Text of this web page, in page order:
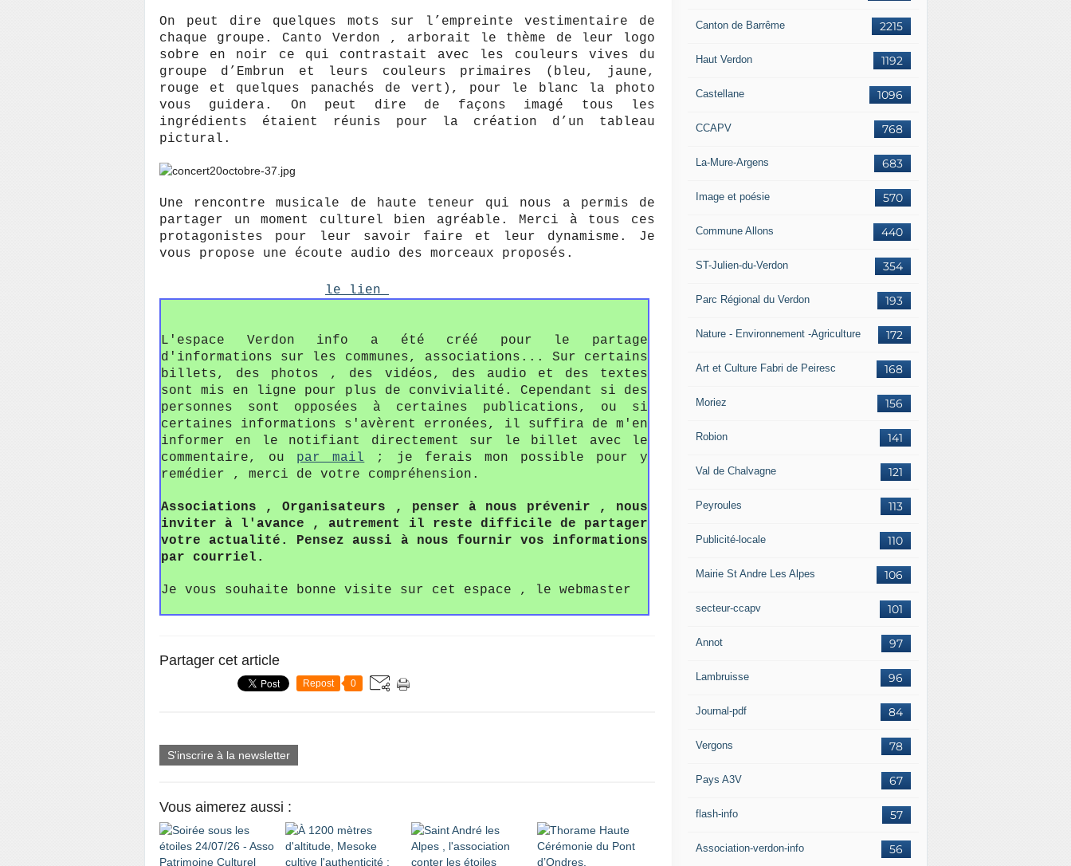
On peut dire quelques mots sur l’empreinte vestimentaire de
chaque groupe. Canto Verdon , arborait le thème de leur logo
sobre en noir ce qui contrastait avec les couleurs vives du
groupe d’Embrun et leurs couleurs primaires (bleu, jaune,
rouge et quelques panachés de vert), pour le blanc la photo
vous guidera. On peut dire de façons imagé tous les
ingrédients étaient réunis pour la création d’un tableau
pictural.
Une rencontre musicale de haute teneur qui nous a permis de
partager un moment culturel bien agréable. Merci à tous ces
protagonistes pour leur savoir faire et leur dynamisme. Je
vous propose une écoute audio des morceaux proposés.
le lien
L'espace Verdon info a été créé pour le partage
d'informations sur les communes, associations... Sur certains
billets, des photos , des vidéos, des audio et des textes
sont mis en ligne pour plus de convivialité. Cependant si des
personnes sont opposées à certaines publications, ou si
certaines informations s'avèrent erronées, il suffira de m'en
informer en le notifiant directement sur le billet avec le
commentaire, ou par mail ; je ferais mon possible pour y
remédier , merci de votre compréhension.
Associations , Organisateurs , penser à nous prévenir , nous
inviter à l'avance , autrement il reste difficile de partager
votre actualité. Pensez aussi à nous fournir vos informations
par courriel.
Je vous souhaite bonne visite sur cet espace , le webmaster
Partager cet article
Repost 0
S'inscrire à la newsletter
Vous aimerez aussi :
2215
Canton de Barrême
1192
Haut Verdon
1096
Castellane
768
CCAPV
683
La-Mure-Argens
570
Image et poésie
440
Commune Allons
354
ST-Julien-du-Verdon
193
Parc Régional du Verdon
172
Nature - Environnement -Agriculture
168
Art et Culture Fabri de Peiresc
156
Moriez
141
Robion
121
Val de Chalvagne
113
Peyroules
110
Publicité-locale
106
Mairie St Andre Les Alpes
101
secteur-ccapv
97
Annot
96
Lambruisse
84
Journal-pdf
78
Vergons
67
Pays A3V
57
flash-info
56
Association-verdon-info